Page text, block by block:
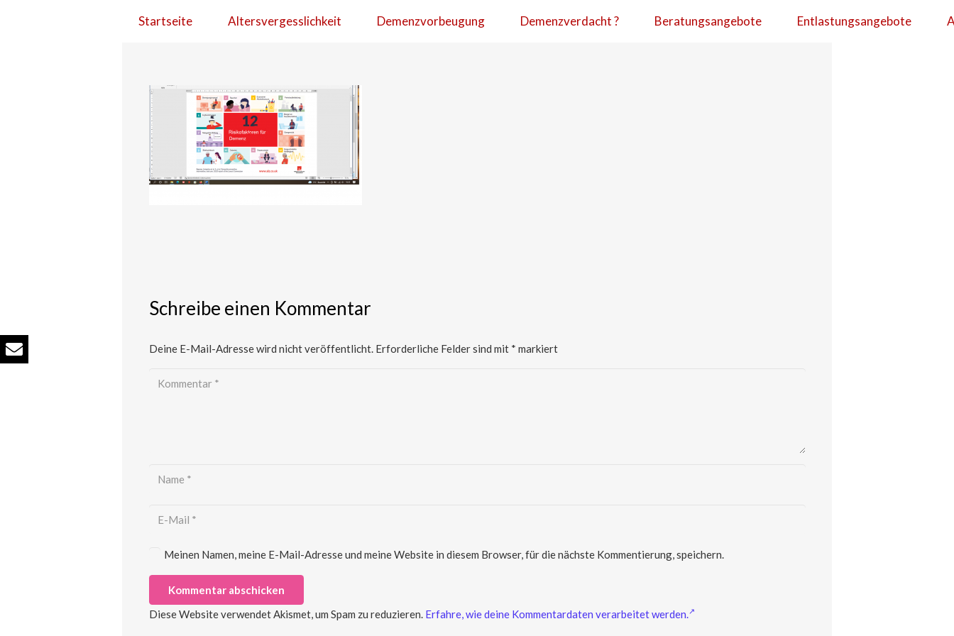
Startseite Altersvergesslichkeit Demenzvorbeugung Demenzverdacht ? Beratungsangebote Entlastungsangebote
Schreibe einen Kommentar
Deine E-Mail-Adresse wird nicht veröffentlicht. Erforderliche Felder sind mit * markiert
Meinen Namen, meine E-Mail-Adresse und meine Website in diesem Browser, für die nächste Kommentierung, speichern.
Kommentar abschicken
Diese Website verwendet Akismet, um Spam zu reduzieren. Erfahre, wie deine Kommentardaten verarbeitet werden.